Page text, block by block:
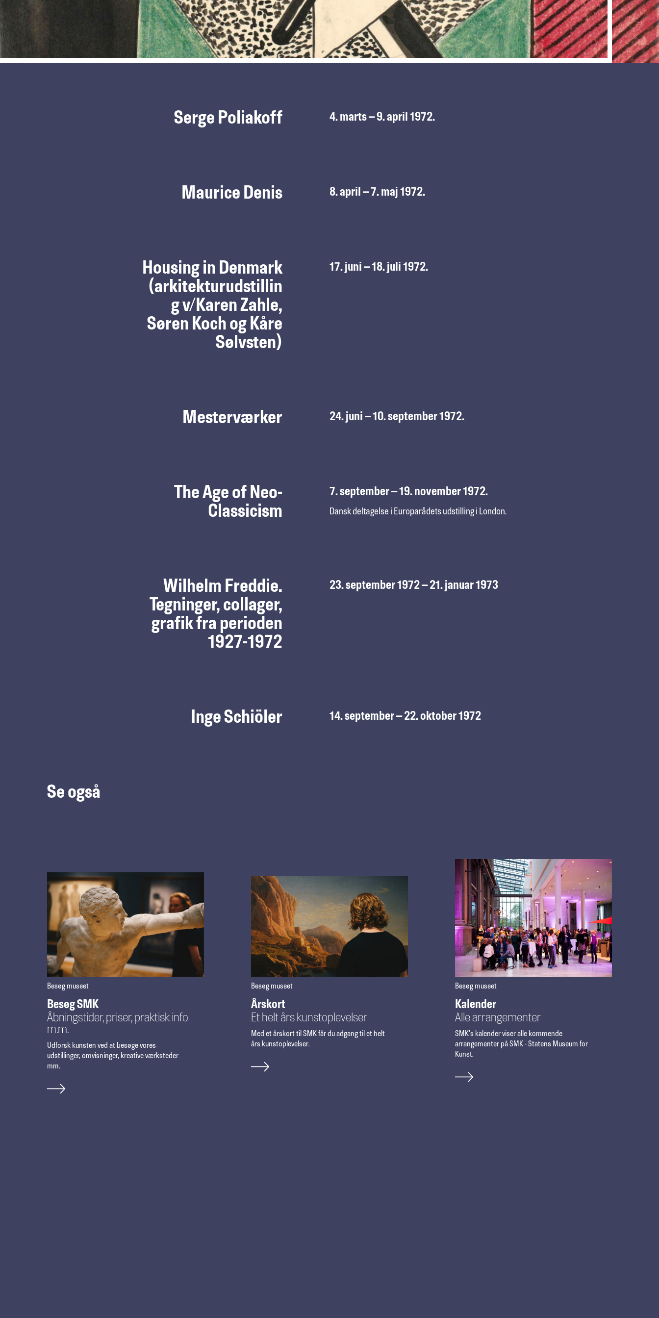
Serge Poliakoff 4. marts – 9. april 1972.
Maurice Denis 8. april – 7. maj 1972.
Housing in Denmark
(arkitekturudstillin
g v/Karen Zahle,
Søren Koch og Kåre
Sølvsten)
17. juni – 18. juli 1972.
Mesterværker 24. juni – 10. september 1972.
The Age of Neo-
Classicism
7. september – 19. november 1972.
Dansk deltagelse i Europarådets udstilling i London.
Wilhelm Freddie.
Tegninger, collager,
grafik fra perioden
1927-1972
23. september 1972 – 21. januar 1973
Inge Schiöler 14. september – 22. oktober 1972
Se også
Besøg museet
Besøg SMK
Åbningstider, priser, praktisk info
m.m.
Udforsk kunsten ved at besøge vores
udstillinger, omvisninger, kreative værksteder
mm.
Besøg museet
Årskort
Et helt års kunstoplevel­ser
Med et årskort til SMK får du adgang til et helt
års kunstoplevelser.
Besøg museet
Kalender
Alle arrangemen­­ter
SMK's kalender viser alle kommende
arrangementer på SMK - Statens Museum for
Kunst.